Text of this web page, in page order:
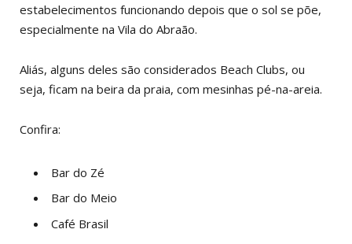
estabelecimentos funcionando depois que o sol se põe,
especialmente na Vila do Abraão.
Aliás, alguns deles são considerados Beach Clubs, ou
seja, ficam na beira da praia, com mesinhas pé-na-areia.
Confira:
Bar do Zé
Bar do Meio
Café Brasil